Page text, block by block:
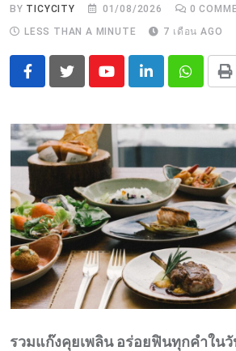
BY TICYCITY 01/08/2026 0
LESS THAN A MINUTE
7 เดือน AGO
YoutubeLinkedIn
รวมแก๊งคุยเพลิน อร่อยฟินทุกคำใน